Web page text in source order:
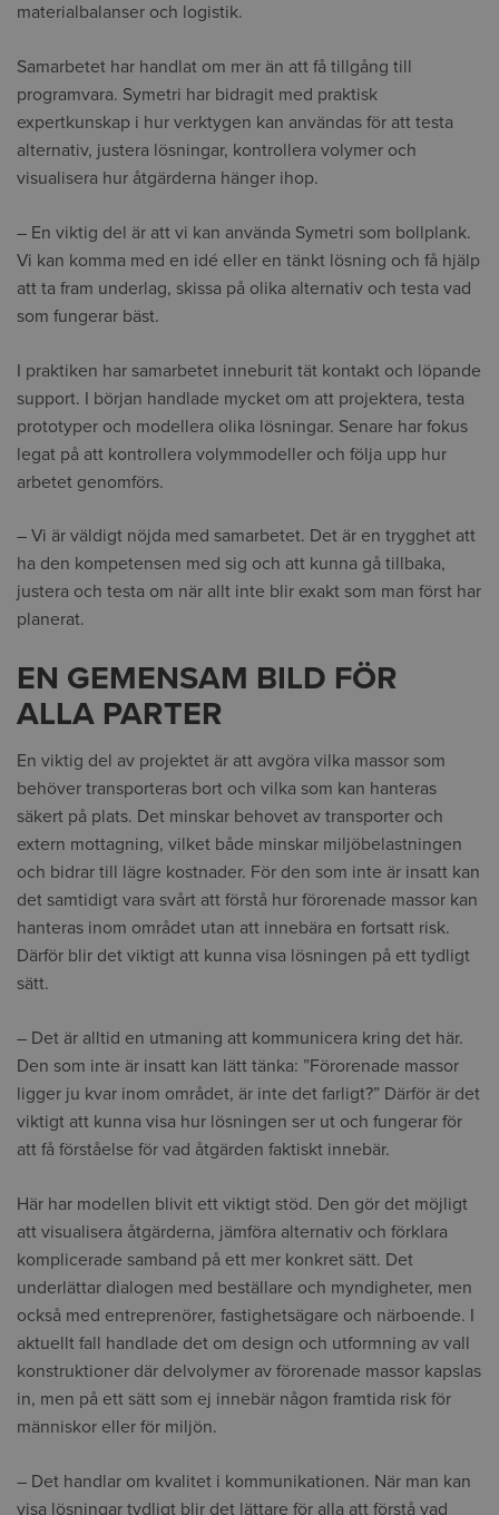
materialbalanser och logistik.
Samarbetet har handlat om mer än att få tillgång till
programvara. Symetri har bidragit med praktisk
expertkunskap i hur verktygen kan användas för att testa
alternativ, justera lösningar, kontrollera volymer och
visualisera hur åtgärderna hänger ihop.
– En viktig del är att vi kan använda Symetri som bollplank.
Vi kan komma med en idé eller en tänkt lösning och få hjälp
att ta fram underlag, skissa på olika alternativ och testa vad
som fungerar bäst.
I praktiken har samarbetet inneburit tät kontakt och löpande
support. I början handlade mycket om att projektera, testa
prototyper och modellera olika lösningar. Senare har fokus
legat på att kontrollera volymmodeller och följa upp hur
arbetet genomförs.
– Vi är väldigt nöjda med samarbetet. Det är en trygghet att
ha den kompetensen med sig och att kunna gå tillbaka,
justera och testa om när allt inte blir exakt som man först har
planerat.
EN GEMENSAM BILD FÖR
ALLA PARTER
En viktig del av projektet är att avgöra vilka massor som
behöver transporteras bort och vilka som kan hanteras
säkert på plats. Det minskar behovet av transporter och
extern mottagning, vilket både minskar miljöbelastningen
och bidrar till lägre kostnader. För den som inte är insatt kan
det samtidigt vara svårt att förstå hur förorenade massor kan
hanteras inom området utan att innebära en fortsatt risk.
Därför blir det viktigt att kunna visa lösningen på ett tydligt
sätt.
– Det är alltid en utmaning att kommunicera kring det här.
Den som inte är insatt kan lätt tänka: ”Förorenade massor
ligger ju kvar inom området, är inte det farligt?” Därför är det
viktigt att kunna visa hur lösningen ser ut och fungerar för
att få förståelse för vad åtgärden faktiskt innebär.
Här har modellen blivit ett viktigt stöd. Den gör det möjligt
att visualisera åtgärderna, jämföra alternativ och förklara
komplicerade samband på ett mer konkret sätt. Det
underlättar dialogen med beställare och myndigheter, men
också med entreprenörer, fastighetsägare och närboende. I
aktuellt fall handlade det om design och utformning av vall
konstruktioner där delvolymer av förorenade massor kapslas
in, men på ett sätt som ej innebär någon framtida risk för
människor eller för miljön.
– Det handlar om kvalitet i kommunikationen. När man kan
visa lösningar tydligt blir det lättare för alla att förstå vad